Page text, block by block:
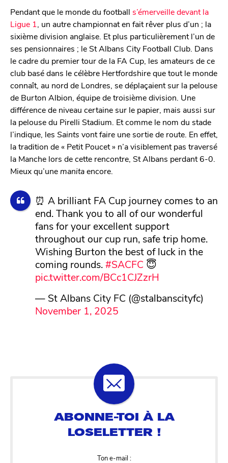
Pendant que le monde du football s’émerveille devant la
Ligue 1, un autre championnat en fait rêver plus d’un ; la
sixième division anglaise. Et plus particulièrement l’un de
ses pensionnaires ; le St Albans City Football Club. Dans
le cadre du premier tour de la FA Cup, les amateurs de ce
club basé dans le célèbre Hertfordshire que tout le monde
connaît, au nord de Londres, se déplaçaient sur la pelouse
de Burton Albion, équipe de troisième division. Une
différence de niveau certaine sur le papier, mais aussi sur
la pelouse du Pirelli Stadium. Et comme le nom du stade
l’indique, les Saints vont faire une sortie de route. En effet,
la tradition de « Petit Poucet » n’a visiblement pas traversé
la Manche lors de cette rencontre, St Albans perdant 6-0.
Mieux qu’une manitaencore.
⏰ A brilliant FA Cup journey comes to an
end. Thank you to all of our wonderful
fans for your excellent support
throughout our cup run, safe trip home.
Wishing Burton the best of luck in the
coming rounds.#SACFC 😇
pic.twitter.com/BCc1CJZzrH
— St Albans City FC (@stalbanscityfc)
November 1, 2025
Ton e-mail :